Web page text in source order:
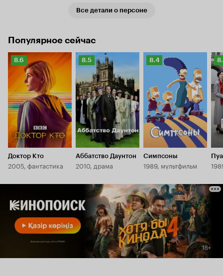
Все детали о персоне
Популярное сейчас
Рейтинг
Кинопоиска
8.6
8.6
Доктор Кто
2005, фантастика
Рейтинг
Кинопоиска
8.5
8.5
Аббатство Даунтон
2010, драма
Рейтинг
Кинопоиска
8.4
Симпсоны
1989, мультфильм